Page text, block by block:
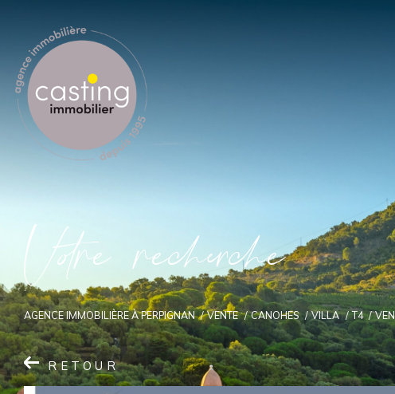
Vore recece
AGENCE IMMOBILIÈRE À PERPIGNAN VENTE CANOHES VILLA T4
RETOUR